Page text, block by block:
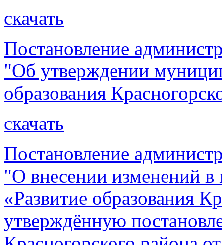
скачать
Постановление
"Об утверждении
образования
скачать
Постановление
"О внесении изменений
«Развитие образования
утверждённую